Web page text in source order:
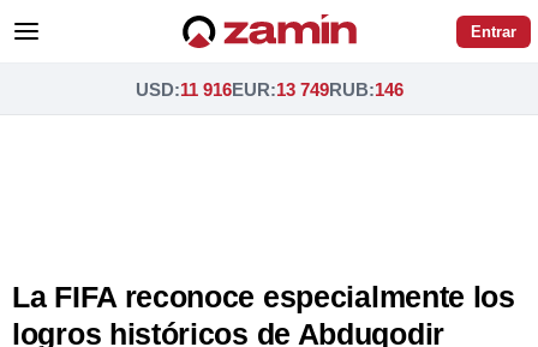
Entrar
USD:11 916EUR:13 749RUB:146
La FIFA reconoce especialmente los
logros históricos de Abduqodir